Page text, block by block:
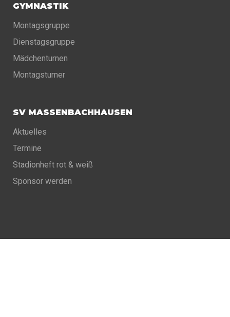
GYMNASTIK
Montagsgruppe
Dienstagsgruppe
Mädchenturnen
Montagsturner
SV MASSENBACHHAUSEN
Aktuelles
Termine
Stadionheft rot & weiß
Sponsor werden